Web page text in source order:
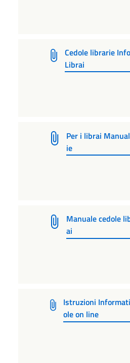
Cedole librarie
Librai
Per i librai
ie
Manuale cedole
ai
Istruzioni
ole on line